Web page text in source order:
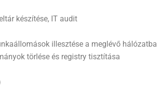
készítése, IT audit
illesztése a meglévő hálózatba
törlése és registry tisztítása